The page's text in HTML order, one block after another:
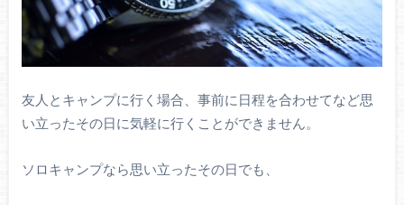
友人とキャンプに行く場合、事前に日程を合わせてなど思
い立ったその日に気軽に行くことができません。
ソロキャンプなら思い立ったその日でも、